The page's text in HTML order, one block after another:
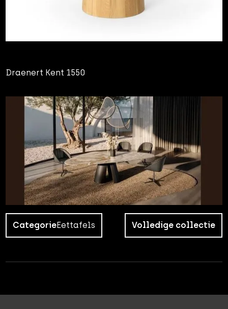
Draenert Kent 1550
CategorieEettafels Volledige collectie